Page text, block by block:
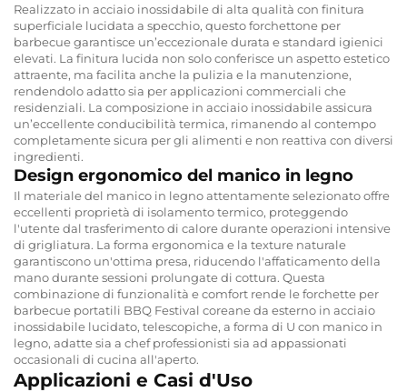
Realizzato in acciaio inossidabile di alta qualità con finitura
superficiale lucidata a specchio, questo forchettone per
barbecue garantisce un’eccezionale durata e standard igienici
elevati. La finitura lucida non solo conferisce un aspetto estetico
attraente, ma facilita anche la pulizia e la manutenzione,
rendendolo adatto sia per applicazioni commerciali che
residenziali. La composizione in acciaio inossidabile assicura
un’eccellente conducibilità termica, rimanendo al contempo
completamente sicura per gli alimenti e non reattiva con diversi
ingredienti.
Design ergonomico del manico in legno
Il materiale del manico in legno attentamente selezionato offre
eccellenti proprietà di isolamento termico, proteggendo
l'utente dal trasferimento di calore durante operazioni intensive
di grigliatura. La forma ergonomica e la texture naturale
garantiscono un'ottima presa, riducendo l'affaticamento della
mano durante sessioni prolungate di cottura. Questa
combinazione di funzionalità e comfort rende le forchette per
barbecue portatili BBQ Festival coreane da esterno in acciaio
inossidabile lucidato, telescopiche, a forma di U con manico in
legno, adatte sia a chef professionisti sia ad appassionati
occasionali di cucina all'aperto.
Applicazioni e Casi d'Uso